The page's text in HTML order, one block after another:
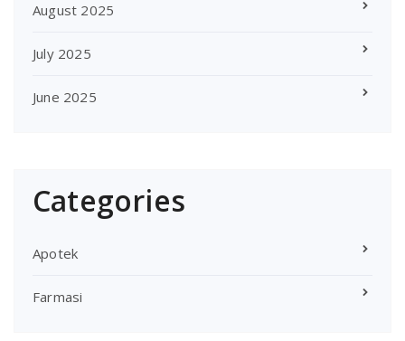
August 2025
July 2025
June 2025
Categories
Apotek
Farmasi